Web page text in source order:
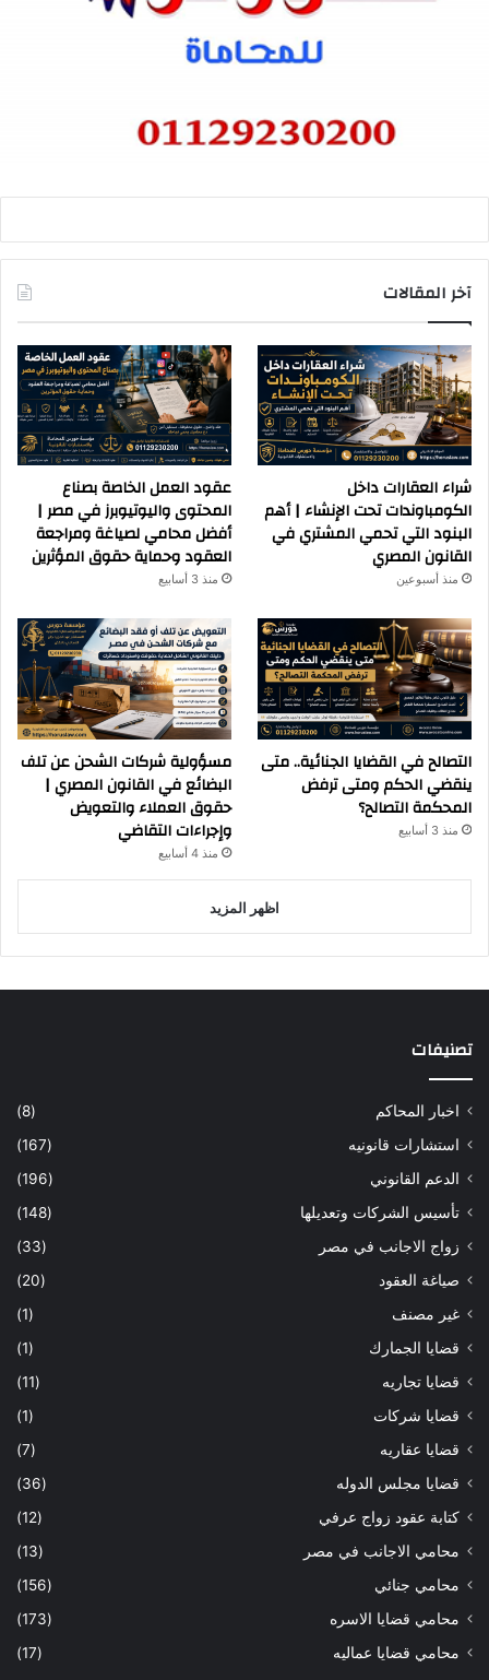
آخر المقالات
شراء العقارات داخل
الكومباوندات تحت الإنشاء | أهم
البنود التي تحمي المشتري في
القانون المصري
منذ أسبوعين
عقود العمل الخاصة بصناع
المحتوى واليوتيوبرز في مصر |
أفضل محامي لصياغة ومراجعة
العقود وحماية حقوق المؤثرين
منذ 3 أسابيع
التصالح في القضايا الجنائية.. متى
ينقضي الحكم ومتى ترفض
المحكمة التصالح؟
منذ 3 أسابيع
مسؤولية شركات الشحن عن تلف
البضائع في القانون المصري |
حقوق العملاء والتعويض
وإجراءات التقاضي
منذ 4 أسابيع
اظهر المزيد
تصنيفات
اخبار المحاكم
(8)
استشارات قانونيه
(167)
الدعم القانوني
(196)
تأسيس الشركات وتعديلها
(148)
زواج الاجانب في مصر
(33)
صياغة العقود
(20)
غير مصنف
(1)
قضايا الجمارك
(1)
قضايا تجاريه
(11)
قضايا شركات
(1)
قضايا عقاريه
(7)
قضايا مجلس الدوله
(36)
كتابة عقود زواج عرفي
(12)
محامي الاجانب في مصر
(13)
محامي جنائي
(156)
محامي قضايا الاسره
(173)
محامي قضايا عماليه
(17)